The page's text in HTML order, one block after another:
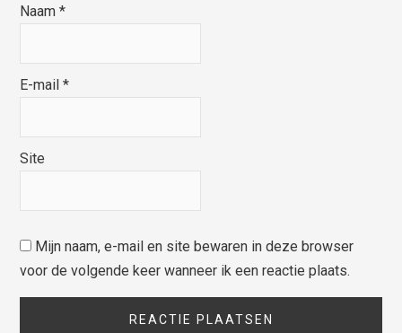
Naam*
E-mail*
Site
Mijn naam, e-mail en site bewaren in deze browser
voor de volgende keer wanneer ik een reactie plaats.